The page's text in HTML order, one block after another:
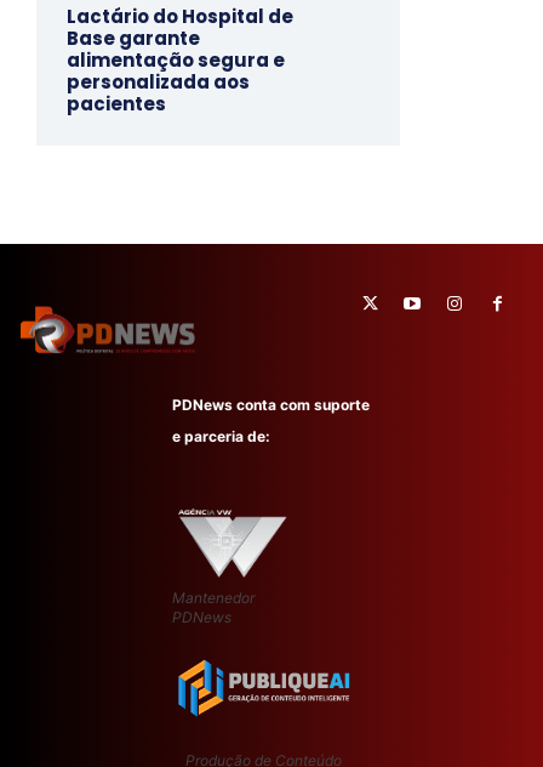
Lactário do Hospital de
Base garante
alimentação segura e
personalizada aos
pacientes
PDNews conta com suporte
e parceria de:
Mantenedor
PDNews
Produção de Conteúdo